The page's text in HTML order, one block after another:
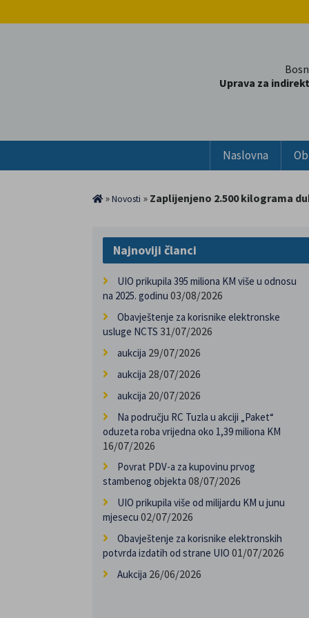
Uprava za
Naslovna
»Novosti » Zaplijenjeno 2.500 kilograma
Najnoviji članci
UIO prikupila 395 miliona KM više u odnosu
na 2025. godinu 03/08/2026
Obavještenje za korisnike elektronske
usluge NCTS 31/07/2026
aukcija 29/07/2026
aukcija 28/07/2026
aukcija 20/07/2026
Na području RC Tuzla u akciji „Paket“
oduzeta roba vrijedna oko 1,39 miliona KM
16/07/2026
Povrat PDV-a za kupovinu prvog
stambenog objekta 08/07/2026
UIO prikupila više od milijardu KM u junu
mjesecu 02/07/2026
Obavještenje za korisnike elektronskih
potvrda izdatih od strane UIO 01/07/2026
Aukcija 26/06/2026